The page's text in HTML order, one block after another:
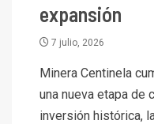
expansión
7 julio, 2026
Minera Centinela
una nueva etapa de
inversión histórica,